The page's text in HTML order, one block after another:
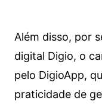
Além disso, por
digital Digio, o
pelo DigioApp,
praticidade de